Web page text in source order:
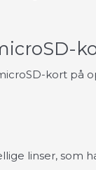
kort på
linser, som